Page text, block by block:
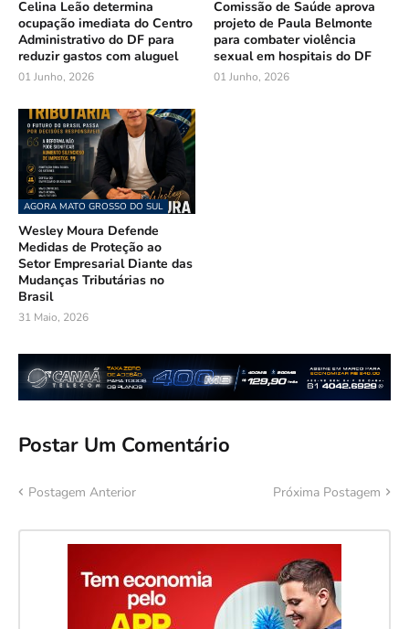
Celina Leão determina
ocupação imediata do Centro
Administrativo do DF para
reduzir gastos com aluguel
01 Junho, 2026
Comissão de Saúde aprova
projeto de Paula Belmonte
para combater violência
sexual em hospitais do DF
01 Junho, 2026
AGORA MATO GROSSO DO SUL
Wesley Moura Defende
Medidas de Proteção ao
Setor Empresarial Diante das
Mudanças Tributárias no
Brasil
31 Maio, 2026
Postar Um Comentário
Postagem Anterior Próxima Postagem